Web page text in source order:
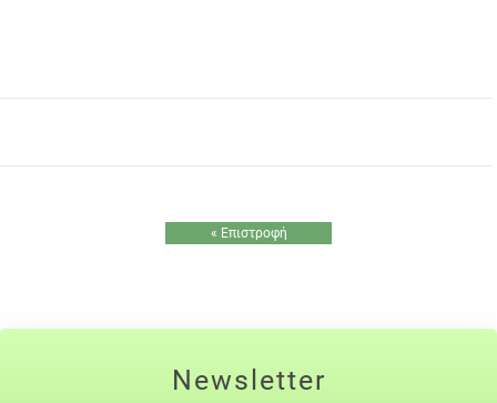
« Επιστροφή
Newsletter